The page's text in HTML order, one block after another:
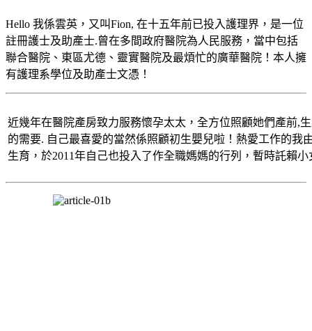
Hello 我係雲英，又叫Fion, 在十五年前已投入護理界，是一位
註冊護士及助產士.曾在多間政府醫院為人民服務，當中包括
聯合醫院、東區尤德、靈實醫院及最煩忙的廣華醫院！本人擁
有護理系學位及助產士文憑！
近幾年在醫院產房致力服務懷孕太太，全方位照顧她們產前,
的需要. 自己最喜愛的當然係照顧初生嬰兒啦！熱愛工作的我
生育，於2011年自己也投入了作全職媽媽的行列，暫時託賴